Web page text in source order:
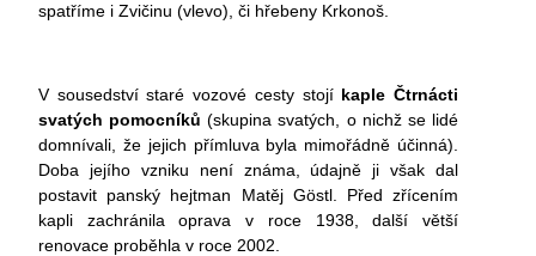
spatříme i Zvičinu (vlevo), či hřebeny Krkonoš.
V sousedství staré vozové cesty stojí kaple Čtrnácti
svatých pomocníků(skupina svatých, o nichž se lidé
domnívali, že jejich přímluva byla mimořádně účinná).
Doba jejího vzniku není známa, údajně ji však dal
postavit panský hejtman Matěj Göstl. Před zřícením
kapli zachránila oprava v roce 1938, další větší
renovace proběhla v roce 2002.